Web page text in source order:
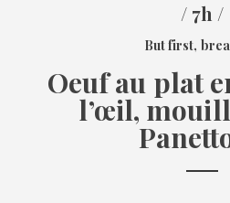
/ 7h /
But first,
Oeuf au plat
l’œil,